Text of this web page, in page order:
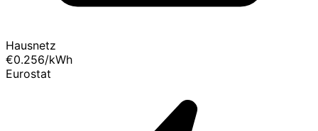
Hausnetz
€0.256/kWh
Eurostat